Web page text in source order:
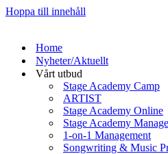
Hoppa till innehåll
Home
Nyheter/Aktuellt
Vårt utbud
Stage Academy Camp
ARTIST
Stage Academy Online
Stage Academy
1-on-1 Management
Songwriting & Music